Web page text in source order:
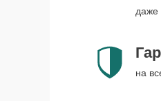
даже
на